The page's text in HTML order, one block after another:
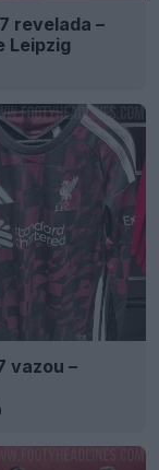
revelada –
Leipzig
vazou –